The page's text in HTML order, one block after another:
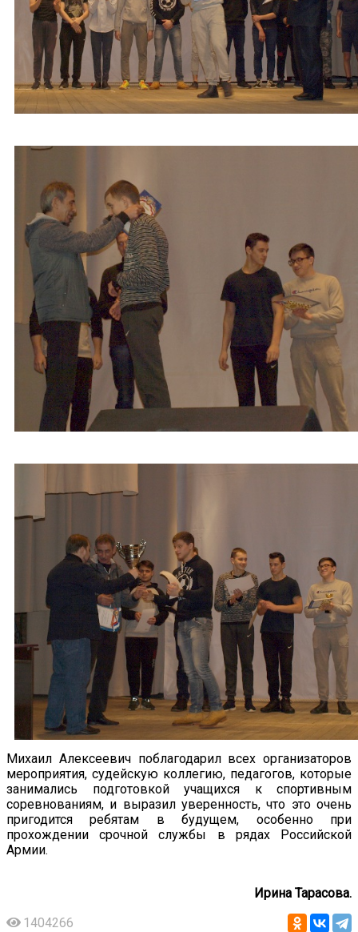
Михаил Алексеевич поблагодарил всех организаторов
мероприятия, судейскую коллегию, педагогов, которые
занимались подготовкой учащихся к спортивным
соревнованиям, и выразил уверенность, что это очень
пригодится ребятам в будущем, особенно при
прохождении срочной службы в рядах Российской
Армии.
Ирина Тарасова.
1404266